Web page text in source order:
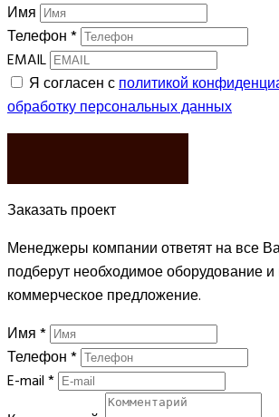
Имя
Телефон*
EMAIL
Я согласен сполитикой
обработку персональных данных
Заказать проект
Менеджеры компании ответят на все
подберут необходимое оборудование и
коммерческое предложение.
Имя*
Телефон*
E-mail*